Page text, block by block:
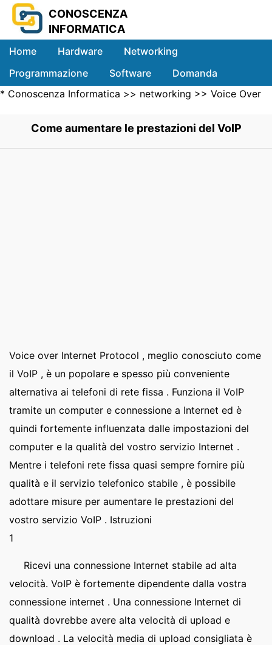
CONOSCENZA
INFORMATICA
Home Hardware
Networking
Programmazione
Software
Domanda
Sistemi
* Conoscenza Informatica >> networking >> Voice Over
Come aumentare le prestazioni del VoIP
Voice over Internet Protocol , meglio conosciuto come
il VoIP , è un popolare e spesso più conveniente
alternativa ai telefoni di rete fissa . Funziona il VoIP
tramite un computer e connessione a Internet ed è
quindi fortemente influenzata dalle impostazioni del
computer e la qualità del vostro servizio Internet .
Mentre i telefoni rete fissa quasi sempre fornire più
qualità e il servizio telefonico stabile , è possibile
adottare misure per aumentare le prestazioni del
vostro servizio VoIP . Istruzioni
1
Ricevi una connessione Internet stabile ad alta
velocità. VoIP è fortemente dipendente dalla vostra
connessione internet . Una connessione Internet di
qualità dovrebbe avere alta velocità di upload e
download . La velocità media di upload consigliata è